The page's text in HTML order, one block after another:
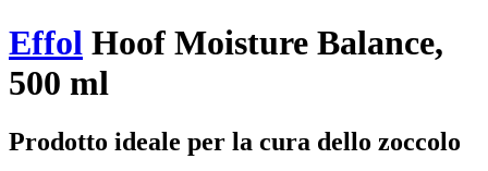
Effol Hoof Moisture Balance,
500 ml
Prodotto ideale per la cura dello zoccolo